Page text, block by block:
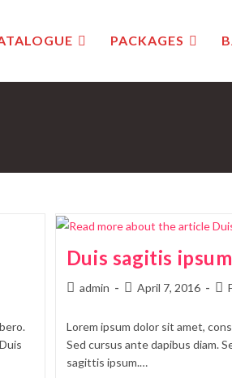
PACKAGES
Duis sagitis
admin April 7, 2016
Lorem ipsum dolor sit amet,
Sed cursus ante dapibus diam.
sagittis ipsum.…